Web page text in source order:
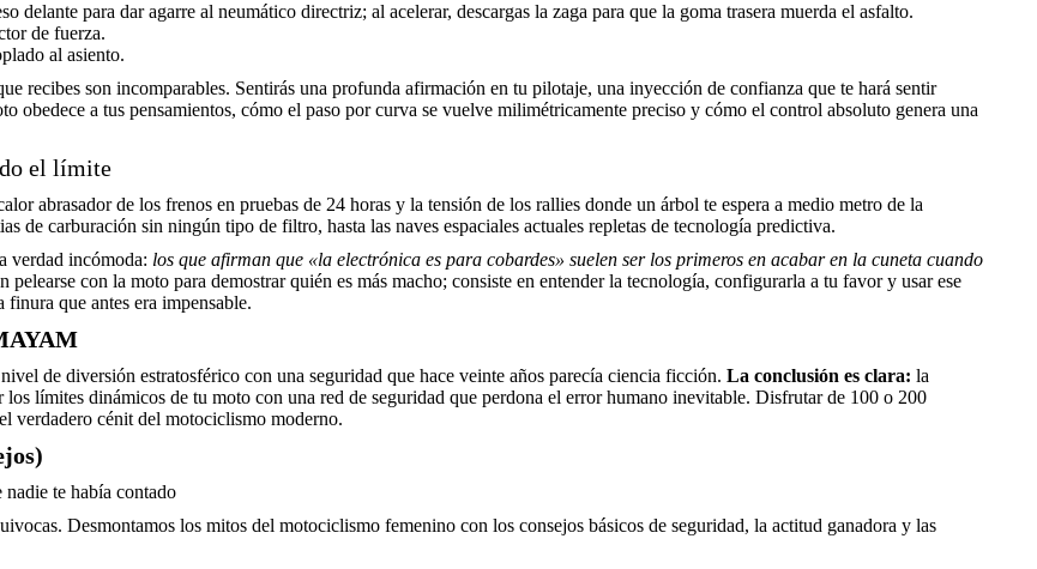
delante para dar agarre al neumático directriz; al acelerar, descargas la zaga para que la goma trasera muerda el asfalto.
de fuerza.
al asiento.
recibes son incomparables. Sentirás una profunda afirmación en tu pilotaje, una inyección de confianza que te hará sentir
obedece a tus pensamientos, cómo el paso por curva se vuelve milimétricamente preciso y cómo el control absoluto genera una
el límite
abrasador de los frenos en pruebas de 24 horas y la tensión de los rallies donde un árbol te espera a medio metro de la
de carburación sin ningún tipo de filtro, hasta las naves espaciales actuales repletas de tecnología predictiva.
verdad incómoda: los que afirman que «la electrónica es para cobardes» suelen ser los primeros en acabar en la cuneta cuando
pelearse con la moto para demostrar quién es más macho; consiste en entender la tecnología, configurarla a tu favor y usar ese
que antes era impensable.
de diversión estratosférico con una seguridad que hace veinte años parecía ciencia ficción. La conclusión es clara: la
límites dinámicos de tu moto con una red de seguridad que perdona el error humano inevitable. Disfrutar de 100 o 200
verdadero cénit del motociclismo moderno.
te había contado
Desmontamos los mitos del motociclismo femenino con los consejos básicos de seguridad, la actitud ganadora y las